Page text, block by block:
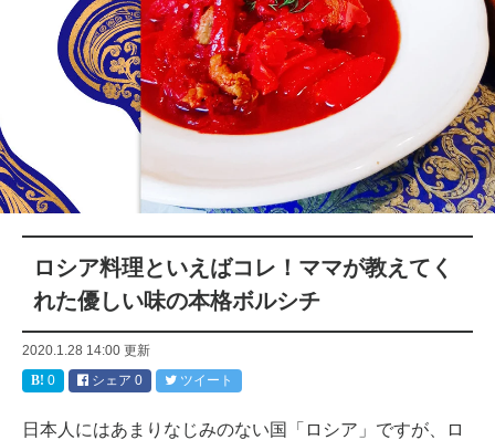
ロシア料理といえばコレ！ママが教えてく
れた優しい味の本格ボルシチ
2020.1.28 14:00 更新
0
シェア 0 ツイート
日本人にはあまりなじみのない国「ロシア」ですが、ロ